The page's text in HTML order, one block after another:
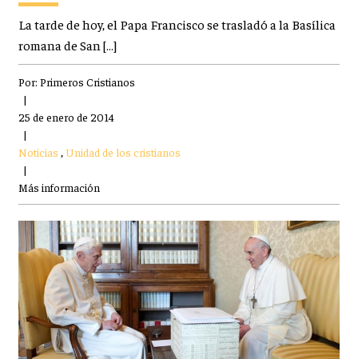
La tarde de hoy, el Papa Francisco se trasladó a la Basílica
romana de San […]
Por: Primeros Cristianos
|
25 de enero de 2014
|
Noticias ,Unidad de los cristianos
|
Más información